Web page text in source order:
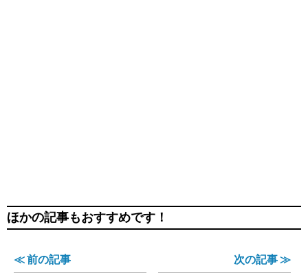
ほかの記事もおすすめです！
≪ 前の記事 次の記事 ≫